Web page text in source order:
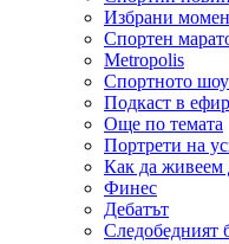
Избрани
Спортен
Metropolis
Спортното
Подкаст в
Още по темата
Портрети на
Как да живеем
Финес
Дебатът
Следобедният